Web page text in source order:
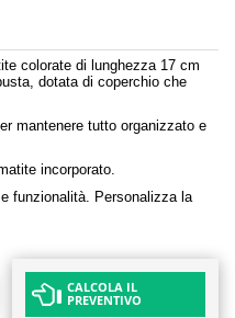
colorate di lunghezza 17 cm
dotata di coperchio che
mantenere tutto organizzato e
incorporato.
funzionalità. Personalizza la
CALCOLA IL
PREVENTIVO